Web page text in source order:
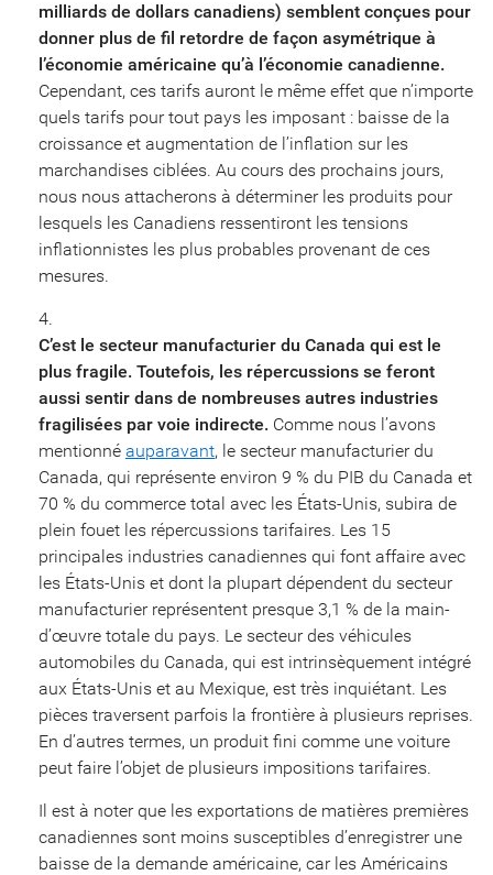
milliards de dollars canadiens) semblent conçues pour
donner plus de fil retordre de façon asymétrique à
l’économie américaine qu’à l’économie canadienne.
Cependant, ces tarifs auront le même effet que n’importe
quels tarifs pour tout pays les imposant : baisse de la
croissance et augmentation de l’inflation sur les
marchandises ciblées. Au cours des prochains jours,
nous nous attacherons à déterminer les produits pour
lesquels les Canadiens ressentiront les tensions
inflationnistes les plus probables provenant de ces
mesures.
C’est le secteur manufacturier du Canada qui est le
plus fragile. Toutefois, les répercussions se feront
aussi sentir dans de nombreuses autres industries
fragilisées par voie indirecte. Comme nous l’avons
mentionné auparavant, le secteur manufacturier du
Canada, qui représente environ 9 % du PIB du Canada et
70 % du commerce total avec les États-Unis, subira de
plein fouet les répercussions tarifaires. Les 15
principales industries canadiennes qui font affaire avec
les États-Unis et dont la plupart dépendent du secteur
manufacturier représentent presque 3,1 % de la main-
d’œuvre totale du pays. Le secteur des véhicules
automobiles du Canada, qui est intrinsèquement intégré
aux États-Unis et au Mexique, est très inquiétant. Les
pièces traversent parfois la frontière à plusieurs reprises.
En d’autres termes, un produit fini comme une voiture
peut faire l’objet de plusieurs impositions tarifaires.
Il est à noter que les exportations de matières premières
canadiennes sont moins susceptibles d’enregistrer une
baisse de la demande américaine, car les Américains